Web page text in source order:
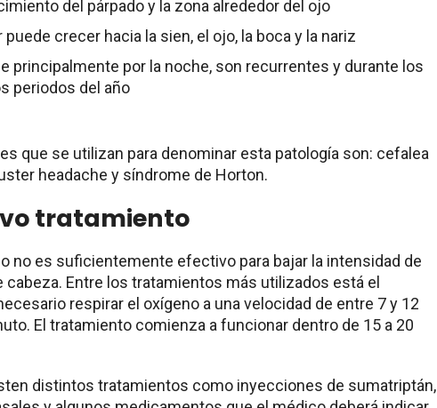
del párpado y la zona alrededor del ojo
puede crecer hacia la sien, el ojo, la boca y la nariz
principalmente por la noche, son recurrentes y durante los
periodos del año
que se utilizan para denominar esta patología son: cefalea
headache y síndrome de Horton.
tratamiento
no es suficientemente efectivo para bajar la intensidad de
cabeza. Entre los tratamientos más utilizados está el
respirar el oxígeno a una velocidad de entre 7 y 12
El tratamiento comienza a funcionar dentro de 15 a 20
distintos tratamientos como inyecciones de sumatriptán,